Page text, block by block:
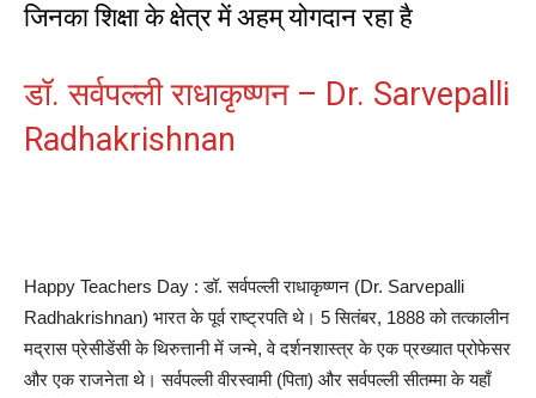
जिनका शिक्षा के क्षेत्र में अहम् योगदान रहा है
डॉ. सर्वपल्ली राधाकृष्णन – Dr. Sarvepalli
Radhakrishnan
Happy Teachers Day : डॉ. सर्वपल्ली राधाकृष्णन (Dr. Sarvepalli
Radhakrishnan) भारत के पूर्व राष्ट्रपति थे। 5 सितंबर, 1888 को तत्कालीन
मद्रास प्रेसीडेंसी के थिरुत्तानी में जन्मे, वे दर्शनशास्त्र के एक प्रख्यात प्रोफेसर
और एक राजनेता थे। सर्वपल्ली वीरस्वामी (पिता) और सर्वपल्ली सीतम्मा के यहाँ